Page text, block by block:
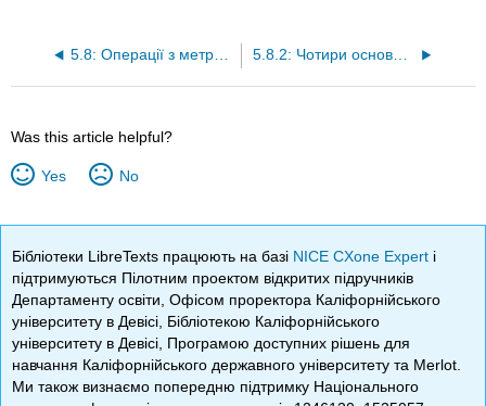
5.8: Операції з метричною ємністю за допомогою мілілітрів 5.8.2: Чотири основні операції з використанням мілілітрів
Was this article helpful?
Yes No
Бібліотеки LibreTexts працюють на базі NICE CXone Expert і
підтримуються Пілотним проектом відкритих підручників
Департаменту освіти, Офісом проректора Каліфорнійського
університету в Девісі, Бібліотекою Каліфорнійського
університету в Девісі, Програмою доступних рішень для
навчання Каліфорнійського державного університету та Merlot.
Ми також визнаємо попередню підтримку Національного